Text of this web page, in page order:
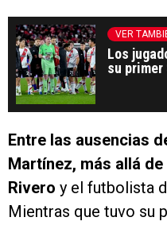
VER
Los
su
Entre las ausencias
Martínez, más allá
Rivero y el futbolista
Mientras que tuvo su